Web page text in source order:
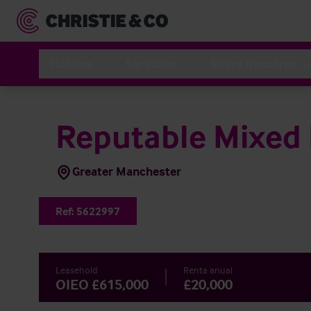
Reputable
Greater Manchester
Ref: 5622997
Leasehold
OIEO £615,000
Renta anual
£20,000